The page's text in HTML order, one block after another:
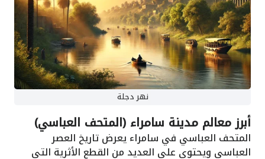
نهر دجلة
أبرز معالم مدينة سامراء (المتحف العباسي)
المتحف العباسي في سامراء يعرض تاريخ العصر
العباسي ويحتوي على العديد من القطع الأثرية التي